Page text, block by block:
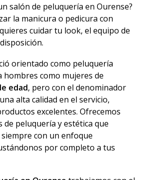
salón de peluquería en Ourense?
la manicura o pedicura con
cuidar tu look, el equipo de
orientado como peluquería
hombres como mujeres de
edad, pero con el denominador
alta calidad en el servicio,
excelentes. Ofrecemos
de peluquería y estética que
con un enfoque
por completo a tus